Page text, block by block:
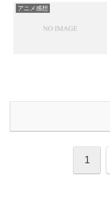
アニメ感想
1